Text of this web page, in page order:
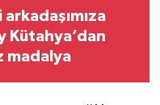
arkadaşımıza
Kütahya’dan
madalya